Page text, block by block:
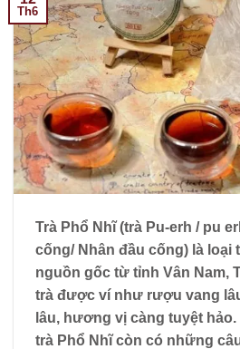
Th6
Trà Phổ Nhĩ (trà Pu-erh / pu
cống/ Nhân đầu cống) là loại
nguồn gốc từ tỉnh Vân Nam,
trà được ví như rượu vang
lâu, hương vị càng tuyệt
trà Phổ Nhĩ còn có những